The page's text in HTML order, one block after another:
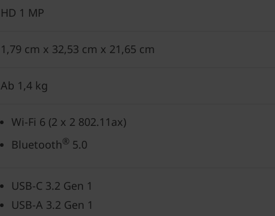
HD 1 MP
1,79 cm x 32,53 cm x 21,65 cm
Ab 1,4 kg
Wi-Fi 6 (2 x 2 802.11ax)
Bluetooth®5.0
USB-C 3.2 Gen 1
USB-A 3.2 Gen 1